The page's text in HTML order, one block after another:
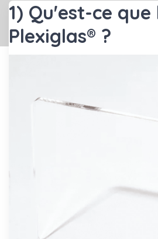
1) Qu'est-ce que
Plexiglas® ?